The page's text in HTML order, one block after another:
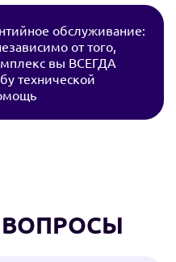
обслуживание:
от того,
вы ВСЕГДА
технической